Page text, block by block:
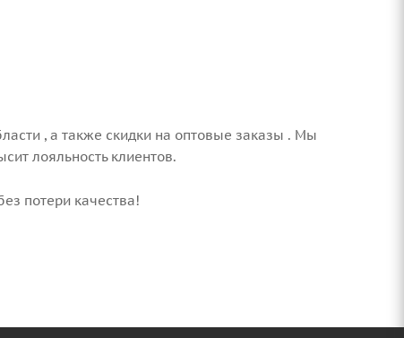
, а также скидки на оптовые заказы . Мы
лояльность клиентов.
потери качества!